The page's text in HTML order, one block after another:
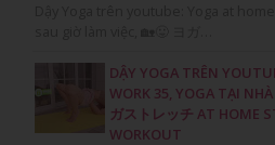
DẬY YOGA TRÊN
WORK 35, YOGA TẠI
ガストレッチ AT HOME
WORKOUT